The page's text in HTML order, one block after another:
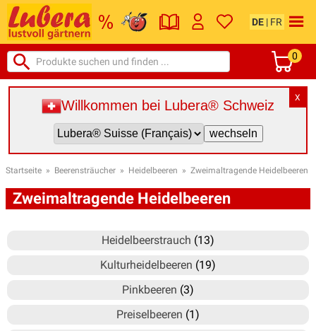
DE | FR
0
X
Willkommen bei Lubera® Schweiz
Startseite » Beerensträucher » Heidelbeeren » Zweimaltragende Heidelbeeren
Zweimaltragende Heidelbeeren
Heidelbeerstrauch (13)
Kulturheidelbeeren (19)
Pinkbeeren (3)
Preiselbeeren (1)